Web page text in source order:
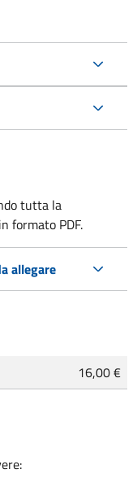
tutta la
formato PDF.
allegare
16,00 €